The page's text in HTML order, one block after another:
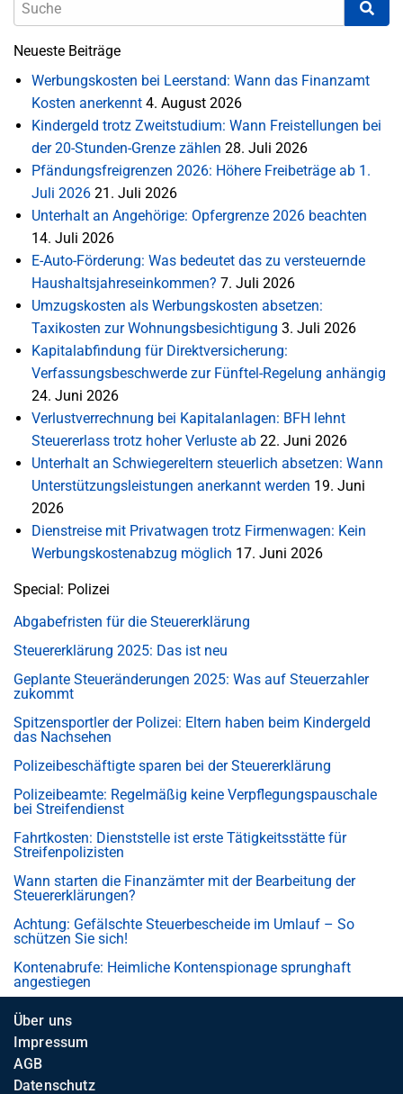
Neueste Beiträge
Werbungskosten bei Leerstand: Wann das Finanzamt
Kosten anerkennt 4. August 2026
Kindergeld trotz Zweitstudium: Wann Freistellungen bei
der 20-Stunden-Grenze zählen 28. Juli 2026
Pfändungsfreigrenzen 2026: Höhere Freibeträge ab 1.
Juli 2026 21. Juli 2026
Unterhalt an Angehörige: Opfergrenze 2026 beachten
14. Juli 2026
E-Auto-Förderung: Was bedeutet das zu versteuernde
Haushaltsjahreseinkommen? 7. Juli 2026
Umzugskosten als Werbungskosten absetzen:
Taxikosten zur Wohnungsbesichtigung 3. Juli 2026
Kapitalabfindung für Direktversicherung:
Verfassungsbeschwerde zur Fünftel-Regelung anhängig
24. Juni 2026
Verlustverrechnung bei Kapitalanlagen: BFH lehnt
Steuererlass trotz hoher Verluste ab 22. Juni 2026
Unterhalt an Schwiegereltern steuerlich absetzen: Wann
Unterstützungsleistungen anerkannt werden 19. Juni
2026
Dienstreise mit Privatwagen trotz Firmenwagen: Kein
Werbungskostenabzug möglich 17. Juni 2026
Special: Polizei
Abgabefristen für die Steuererklärung
Steuererklärung 2025: Das ist neu
Geplante Steueränderungen 2025: Was auf Steuerzahler
zukommt
Spitzensportler der Polizei: Eltern haben beim Kindergeld
das Nachsehen
Polizeibeschäftigte sparen bei der Steuererklärung
Polizeibeamte: Regelmäßig keine Verpflegungspauschale
bei Streifendienst
Fahrtkosten: Dienststelle ist erste Tätigkeitsstätte für
Streifenpolizisten
Wann starten die Finanzämter mit der Bearbeitung der
Steuererklärungen?
Achtung: Gefälschte Steuerbescheide im Umlauf – So
schützen Sie sich!
Kontenabrufe: Heimliche Kontenspionage sprunghaft
angestiegen
Über uns
Impressum
AGB
Datenschutz